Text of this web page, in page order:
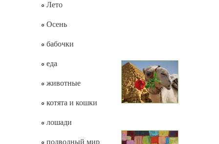
Лето
Осень
бабочки
еда
животные
котята и кошки
лошади
подводный мир